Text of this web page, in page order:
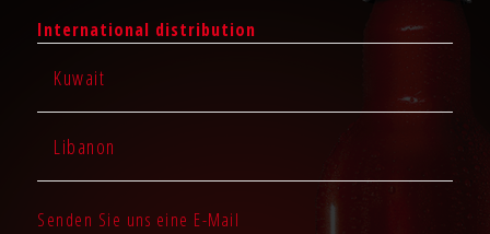
International distribution
Kuwait
Libanon
Senden Sie uns eine E-Mail